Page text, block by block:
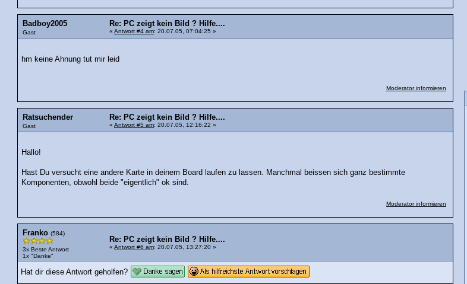
Badboy2005
Gast
Re: PC zeigt kein Bild ? Hilfe....
« Antwort #4 am: 20.07.05, 07:04:25 »
hm keine Ahnung tut mir leid
Moderator informieren
Ratsuchender
Gast
Re: PC zeigt kein Bild ? Hilfe....
« Antwort #5 am: 20.07.05, 12:16:22 »
Hallo!
Hast Du versucht eine andere Karte in deinem Board laufen zu lassen. Manchmal beissen sich ganz bestimmte
Komponenten, obwohl beide "eigentlich" ok sind.
Moderator informieren
Franko (584)
3x Beste Antwort
1x "Danke"
Re: PC zeigt kein Bild ? Hilfe....
« Antwort #6 am: 20.07.05, 13:27:20 »
Hat dir diese Antwort geholfen?